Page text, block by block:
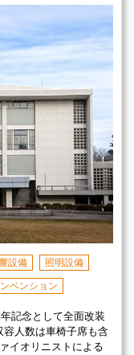
設備
照明設備
ベンション
記念として全面改装
人数は車椅子席も含
イオリニストによる